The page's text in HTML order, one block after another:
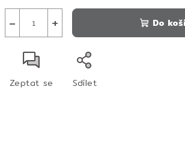
+
− Do
Zeptat se Sdílet